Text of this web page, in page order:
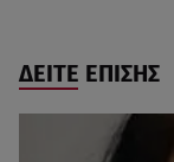
ΔΕΙΤΕ ΕΠΙΣΗΣ